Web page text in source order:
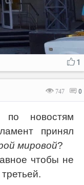
1
747 0
новостям
принял
мировой?
чтобы не